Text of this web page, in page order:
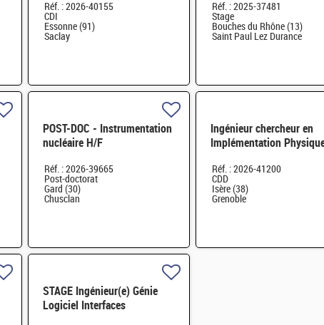
Numériques H/F
Réf. : 2026-40155
CDI
Essonne (91)
Saclay
Réf. : 2025-37481
Stage
Bouches du Rhône (13)
Saint Paul Lez Durance
POST-DOC - Instrumentation
nucléaire H/F
Réf. : 2026-39665
Post-doctorat
Gard (30)
Chusclan
Ingénieur chercheur en
Implémentation
Réf. : 2026-41200
CDD
Isère (38)
Grenoble
STAGE Ingénieur(e) Génie
Logiciel Interfaces